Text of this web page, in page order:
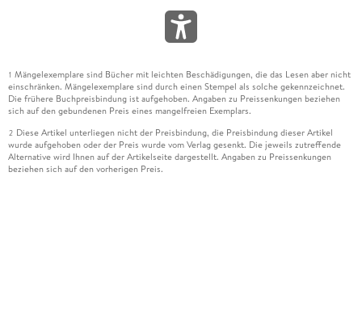
1 Mängelexemplare sind Bücher mit leichten Beschädigungen, die das Lesen aber nicht
einschränken. Mängelexemplare sind durch einen Stempel als solche gekennzeichnet.
Die frühere Buchpreisbindung ist aufgehoben. Angaben zu Preissenkungen beziehen
sich auf den gebundenen Preis eines mangelfreien Exemplars.
2 Diese Artikel unterliegen nicht der Preisbindung, die Preisbindung dieser Artikel
wurde aufgehoben oder der Preis wurde vom Verlag gesenkt. Die jeweils zutreffende
Alternative wird Ihnen auf der Artikelseite dargestellt. Angaben zu Preissenkungen
beziehen sich auf den vorherigen Preis.